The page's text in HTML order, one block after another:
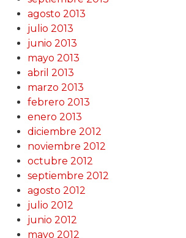
agosto 2013
julio 2013
junio 2013
mayo 2013
abril 2013
marzo 2013
febrero 2013
enero 2013
diciembre 2012
noviembre 2012
octubre 2012
septiembre 2012
agosto 2012
julio 2012
junio 2012
mayo 2012